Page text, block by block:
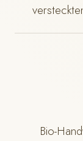
Bio-